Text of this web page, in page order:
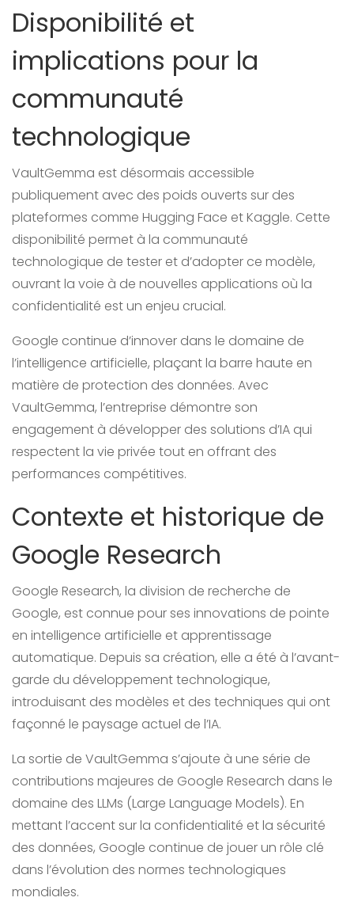
Disponibilité et
implications pour la
communauté
technologique
VaultGemma est désormais accessible
publiquement avec des poids ouverts sur des
plateformes comme Hugging Face et Kaggle. Cette
disponibilité permet à la communauté
technologique de tester et d’adopter ce modèle,
ouvrant la voie à de nouvelles applications où la
confidentialité est un enjeu crucial.
Google continue d’innover dans le domaine de
l’intelligence artificielle, plaçant la barre haute en
matière de protection des données. Avec
VaultGemma, l’entreprise démontre son
engagement à développer des solutions d’IA qui
respectent la vie privée tout en offrant des
performances compétitives.
Contexte et historique de
Google Research
Google Research, la division de recherche de
Google, est connue pour ses innovations de pointe
en intelligence artificielle et apprentissage
automatique. Depuis sa création, elle a été à l’avant-
garde du développement technologique,
introduisant des modèles et des techniques qui ont
façonné le paysage actuel de l’IA.
La sortie de VaultGemma s’ajoute à une série de
contributions majeures de Google Research dans le
domaine des LLMs (Large Language Models). En
mettant l’accent sur la confidentialité et la sécurité
des données, Google continue de jouer un rôle clé
dans l’évolution des normes technologiques
mondiales.